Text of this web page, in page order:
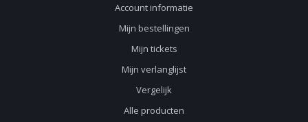
Account informatie
Mijn bestellingen
Mijn tickets
Mijn verlanglijst
Vergelijk
Alle producten